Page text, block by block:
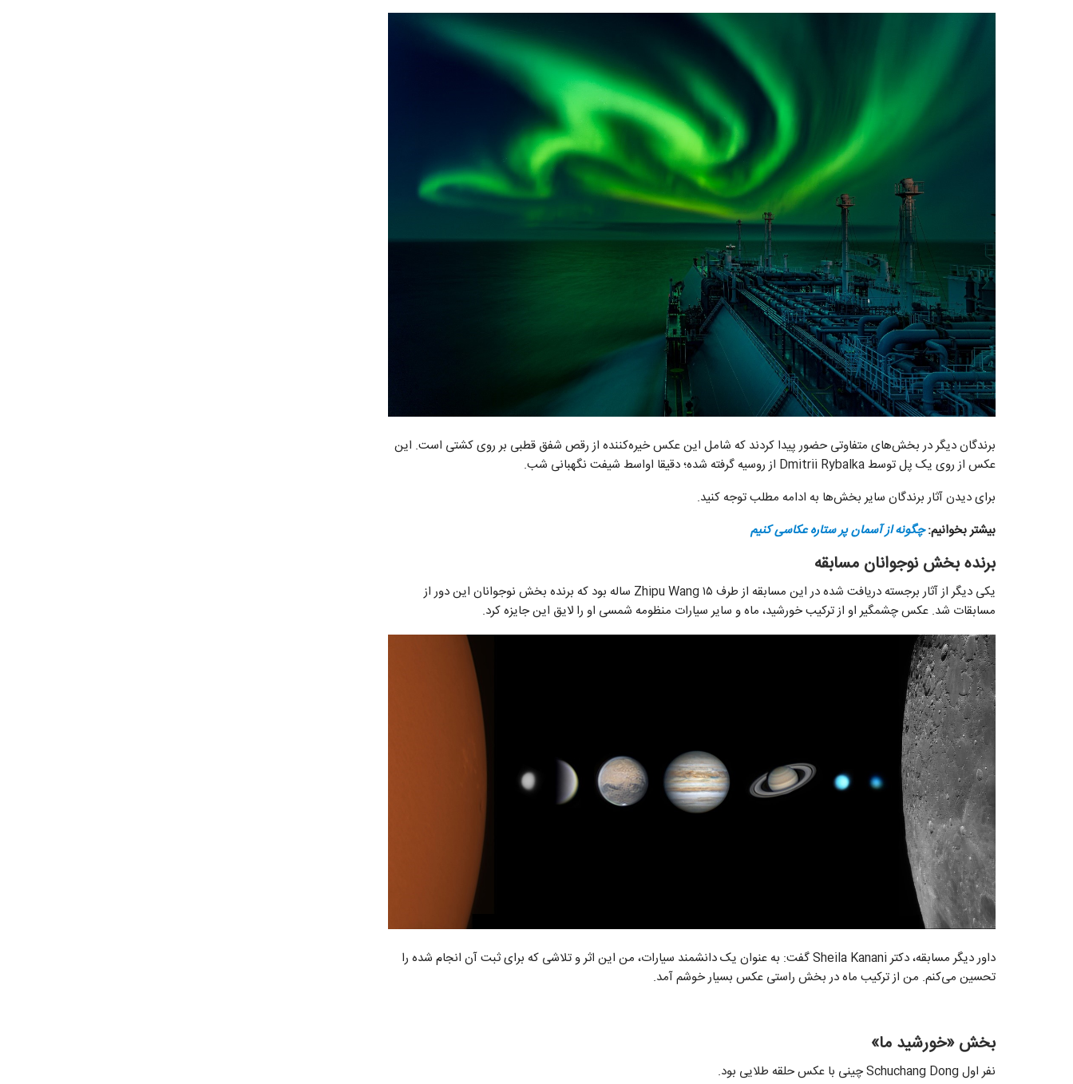
برندگان دیگر در بخش‌های متفاوتی حضور پیدا کردند که شامل این عکس خیره‌کننده از رقص شفق قطبی بر روی کشتی است. این
عکس از روی یک پل توسط Dmitrii Rybalka از روسیه گرفته شده؛ دقیقا اواسط شیفت نگهبانی شب.
برای دیدن آثار برندگان سایر بخش‌ها به ادامه مطلب توجه کنید.
بیشتر بخوانیم:چگونه از آسمان پر ستاره عکاسی کنیم
برنده بخش نوجوانان مسابقه
یکی دیگر از آثار برجسته دریافت شده در این مسابقه از طرف Zhipu Wang ۱۵ ساله بود که برنده بخش نوجوانان این دور از
مسابقات شد. عکس چشمگیر او از ترکیب خورشید، ماه و سایر سیارات منظومه شمسی او را لایق این جایزه کرد.
داور دیگر مسابقه، دکتر Sheila Kanani گفت: به عنوان یک دانشمند سیارات، من این اثر و تلاشی که برای ثبت آن انجام شده را
تحسین می‌کنم. من از ترکیب ماه در بخش راستی عکس بسیار خوشم آمد.
بخش «خورشید ما»
نفر اول Schuchang Dong چینی با عکس حلقه طلایی بود.